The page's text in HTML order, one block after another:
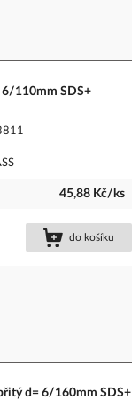
6/110mm SDS+
45,88 Kč/ks
do košíku
d= 6/160mm SDS+